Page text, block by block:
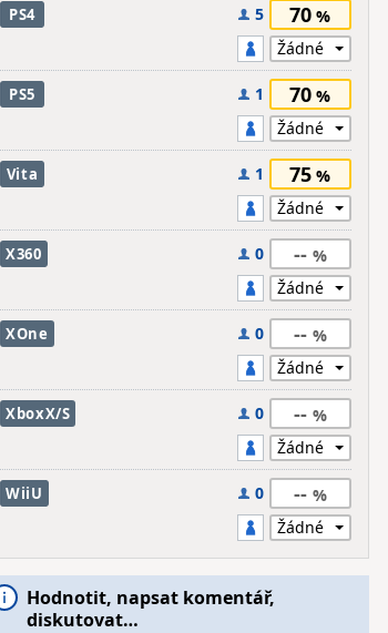
PS4 5 70
PS5 1 70
Vita 1 75
X360 0 --
XOne 0 --
XboxX/S 0 --
WiiU 0 --
Hodnotit, napsat komentář,
diskutovat…